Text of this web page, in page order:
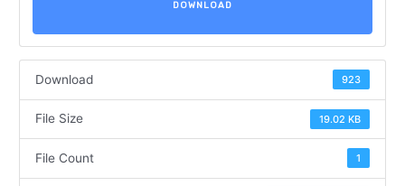
DOWNLOAD
Download 923
File Size 19.02 KB
File Count 1